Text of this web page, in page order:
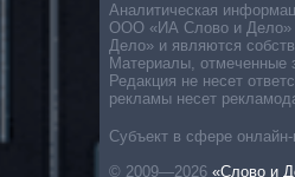
Субъект в сфере
© 2009—2026 «Слово и
Аналитическая
ООО «ИА Слово и Дело»
Дело» и являются
Материалы, отмеченные
Редакция не несет
рекламы несет